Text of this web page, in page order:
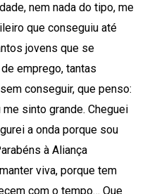
nem nada do tipo, me
que conseguiu até
jovens que se
emprego, tantas
conseguir, que penso:
sinto grande. Cheguei
a onda porque sou
à Aliança
viva, porque tem
com o tempo… Que